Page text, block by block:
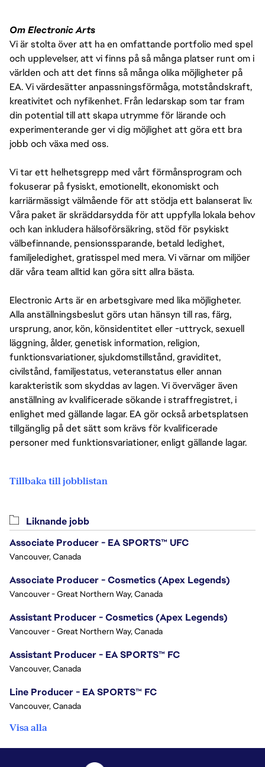
Om Electronic Arts
Vi är stolta över att ha en omfattande portfolio med spel
och upplevelser, att vi finns på så många platser runt om i
världen och att det finns så många olika möjligheter på
EA. Vi värdesätter anpassningsförmåga, motståndskraft,
kreativitet och nyfikenhet. Från ledarskap som tar fram
din potential till att skapa utrymme för lärande och
experimenterande ger vi dig möjlighet att göra ett bra
jobb och växa med oss.
Vi tar ett helhetsgrepp med vårt förmånsprogram och
fokuserar på fysiskt, emotionellt, ekonomiskt och
karriärmässigt välmående för att stödja ett balanserat liv.
Våra paket är skräddarsydda för att uppfylla lokala behov
och kan inkludera hälsoförsäkring, stöd för psykiskt
välbefinnande, pensionssparande, betald ledighet,
familjeledighet, gratisspel med mera. Vi värnar om miljöer
där våra team alltid kan göra sitt allra bästa.
Electronic Arts är en arbetsgivare med lika möjligheter.
Alla anställningsbeslut görs utan hänsyn till ras, färg,
ursprung, anor, kön, könsidentitet eller -uttryck, sexuell
läggning, ålder, genetisk information, religion,
funktionsvariationer, sjukdomstillstånd, graviditet,
civilstånd, familjestatus, veteranstatus eller annan
karakteristik som skyddas av lagen. Vi överväger även
anställning av kvalificerade sökande i straffregistret, i
enlighet med gällande lagar. EA gör också arbetsplatsen
tillgänglig på det sätt som krävs för kvalificerade
personer med funktionsvariationer, enligt gällande lagar.
Tillbaka till jobblistan
Liknande jobb
Associate Producer - EA SPORTS™ UFC
Vancouver, Canada
Associate Producer - Cosmetics (Apex Legends)
Vancouver - Great Northern Way, Canada
Assistant Producer - Cosmetics (Apex Legends)
Vancouver - Great Northern Way, Canada
Assistant Producer - EA SPORTS™ FC
Vancouver, Canada
Line Producer - EA SPORTS™ FC
Vancouver, Canada
Visa alla